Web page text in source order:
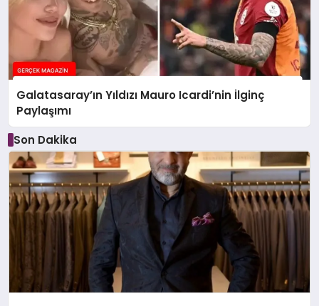
Galatasaray’ın Yıldızı Mauro Icardi’nin İlginç
Paylaşımı
Son Dakika